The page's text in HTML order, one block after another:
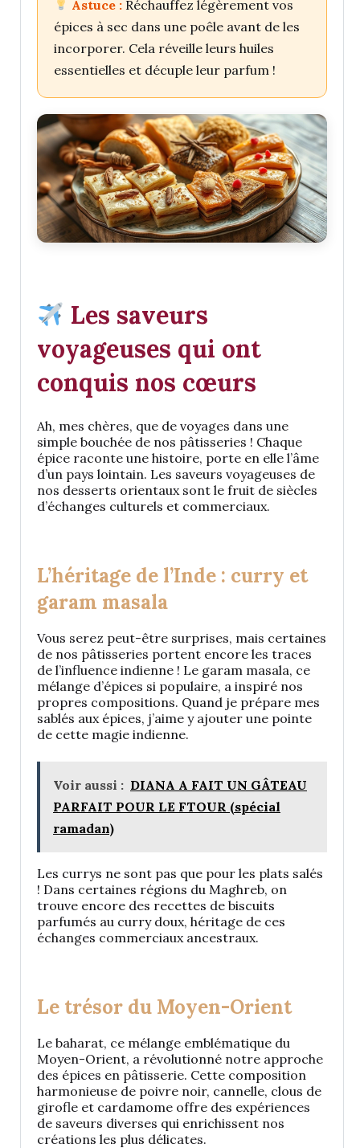
Astuce : Réchauffez légèrement vos
épices à sec dans une poêle avant de les
incorporer. Cela réveille leurs huiles
essentielles et décuple leur parfum !
Les saveurs
voyageuses qui ont
conquis nos cœurs
Ah, mes chères, que de voyages dans une
simple bouchée de nos pâtisseries ! Chaque
épice raconte une histoire, porte en elle l’âme
d’un pays lointain. Les saveurs voyageuses de
nos desserts orientaux sont le fruit de siècles
d’échanges culturels et commerciaux.
L’héritage de l’Inde : curry et
garam masala
Vous serez peut-être surprises, mais certaines
de nos pâtisseries portent encore les traces
de l’influence indienne ! Le garam masala, ce
mélange d’épices si populaire, a inspiré nos
propres compositions. Quand je prépare mes
sablés aux épices, j’aime y ajouter une pointe
de cette magie indienne.
Voir aussi : DIANA A FAIT UN GÂTEAU
PARFAIT POUR LE FTOUR (spécial
ramadan)
Les currys ne sont pas que pour les plats salés
! Dans certaines régions du Maghreb, on
trouve encore des recettes de biscuits
parfumés au curry doux, héritage de ces
échanges commerciaux ancestraux.
Le trésor du Moyen-Orient
Le baharat, ce mélange emblématique du
Moyen-Orient, a révolutionné notre approche
des épices en pâtisserie. Cette composition
harmonieuse de poivre noir, cannelle, clous de
girofle et cardamome offre des expériences
de saveurs diverses qui enrichissent nos
créations les plus délicates.